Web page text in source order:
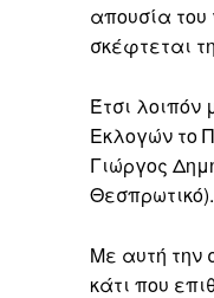
απουσία του
σκέφτεται
Έτσι
Εκλογών το
Γιώργος
Θεσπρωτικό).
Με αυτή την
κάτι που